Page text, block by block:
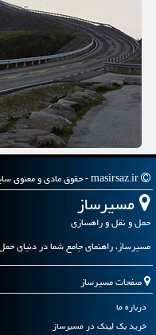
مسیرساز
حمل و نقل و راهسازی
مسیرساز، راهنمای جامع شما در دنیای
صفحات مسیرساز
درباره ما
خرید بک لینک در مسیرساز